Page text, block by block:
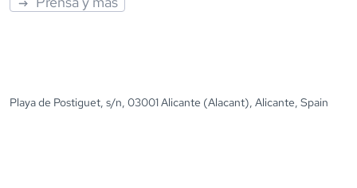
Playa de Postiguet, s/n, 03001 Alicante (Alacant), Alicante, Spain